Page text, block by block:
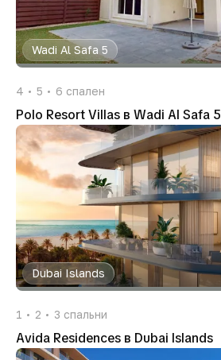
Wadi Al Safa 5
4 5 6 спален
Polo Resort Villas в Wadi Al Safa 5
Dubai Islands
1 2 3 спальни
Avida Residences в Dubai Islands